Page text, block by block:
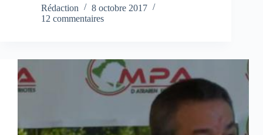
Rédaction
8 octobre 2017
12 commentaires